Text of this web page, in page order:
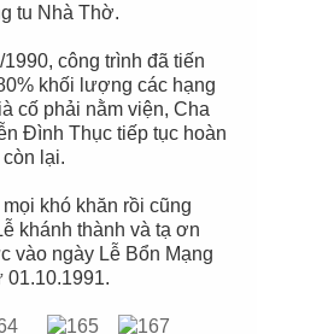
tu Nhà Thờ.
công trình đã tiến
khối lượng các hạng
cố phải nằm viện, Cha
Đình Thục tiếp tục hoàn
lại.
khó khăn rồi cũng
khánh thành và tạ ơn
vào ngày Lễ Bổn Mạng
01.10.1991.